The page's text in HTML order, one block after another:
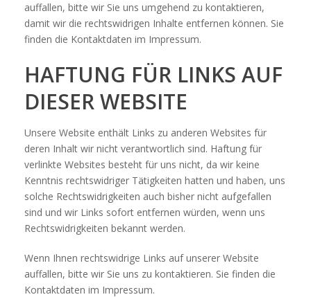
auffallen, bitte wir Sie uns umgehend zu kontaktieren,
damit wir die rechtswidrigen Inhalte entfernen können. Sie
finden die Kontaktdaten im Impressum.
HAFTUNG FÜR LINKS AUF
DIESER WEBSITE
Unsere Website enthält Links zu anderen Websites für
deren Inhalt wir nicht verantwortlich sind. Haftung für
verlinkte Websites besteht für uns nicht, da wir keine
Kenntnis rechtswidriger Tätigkeiten hatten und haben, uns
solche Rechtswidrigkeiten auch bisher nicht aufgefallen
sind und wir Links sofort entfernen würden, wenn uns
Rechtswidrigkeiten bekannt werden.
Wenn Ihnen rechtswidrige Links auf unserer Website
auffallen, bitte wir Sie uns zu kontaktieren. Sie finden die
Kontaktdaten im Impressum.